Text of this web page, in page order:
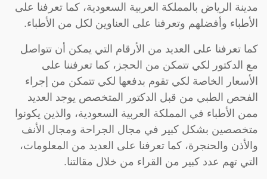
مدينة الرياض بالمملكة العربية السعودية، كما تعرفنا على
الأطباء وأفضلهم وتعرفنا على العناوين لكل من الأطباء.
كما تعرفنا على العديد من الأرقام التي يمكن أن تتواصل
مع الدكتور لكي تتمكن من الحجز، كما تعرفننا على
الأسعار الخاصة لكي تقوم بدفعها لكي تتمكن من إجراء
الفحص الطبي من قبل الدكتور المتخصص يوجد العديد
ممن الأطباء في المملكة العربية السعودية، والذين يكونوا
متخصصين بشكل كبير في مجال الجراحة ومجال الأنف
والأذن والحنجرة، كما تعرفنا على العديد من المعلومات،
التي تهم عدد كبير من القراء من خلال مقالتنا.